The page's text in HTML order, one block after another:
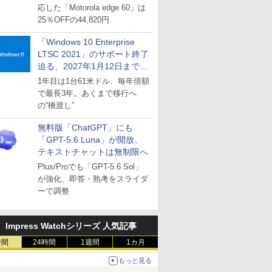
応した「Motorola edge 60」は
25％OFFの44,820円
「Windows 10 Enterprise
LTSC 2021」のサポート終了
迫る、2027年1月12日まで
～ESUは9月1日から販売
1年目は1台61米ドル、毎年倍額
で最長3年。あくまで移行へ
の“橋渡し”
無料版「ChatGPT」にも
「GPT-5.6 Luna」が開放、
テキストチャットは無制限へ
Plus/Proでも「GPT-5.6 Sol」
が強化、即答・熟考をスライダ
ーで調整
Impress Watchシリーズ 人気記事
24時間 1週間 1カ月
もっと見る